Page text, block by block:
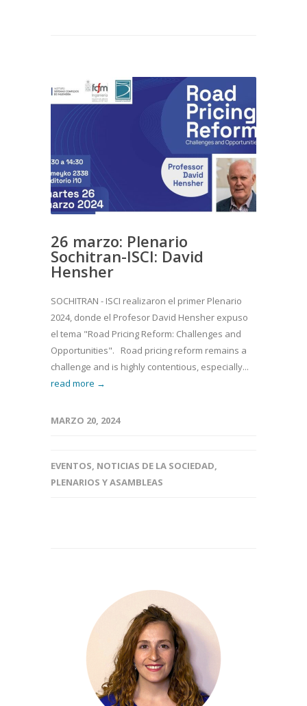
26 marzo: Plenario
Sochitran-ISCI: David
Hensher
SOCHITRAN - ISCI realizaron el primer Plenario
2024, donde el Profesor David Hensher expuso
el tema "Road Pricing Reform: Challenges and
Opportunities". Road pricing reform remains a
challenge and is highly contentious, especially...
read more →
MARZO 20, 2024
EVENTOS, NOTICIAS DE LA SOCIEDAD,
PLENARIOS Y ASAMBLEAS